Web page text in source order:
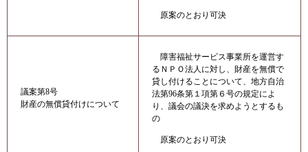
原案のとおり可決
議案第8号
財産の無償貸付けについて
障害福祉サービス事業所を運営す
るＮＰＯ法人に対し、財産を無償で
貸し付けることについて、地方自治
法第96条第１項第６号の規定によ
り、議会の議決を求めようとするも
の
原案のとおり可決